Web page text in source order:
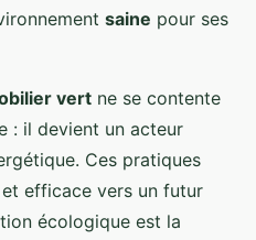
saine pour ses
vert ne se contente
: il devient un acteur
Ces pratiques
efficace vers un futur
écologique est la